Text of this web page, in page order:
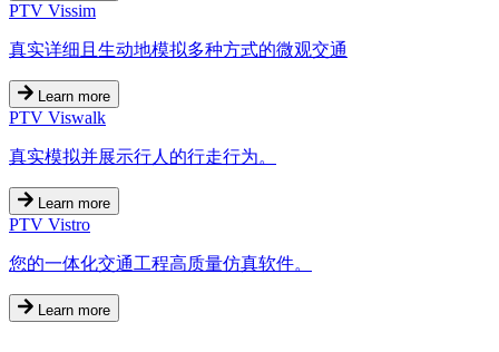
PTV Vissim
真实详细且生动地模拟多种方式的微观交通
Learn more
PTV Viswalk
真实模拟并展示行人的行走行为。
Learn more
PTV Vistro
您的一体化交通工程高质量仿真软件。
Learn more